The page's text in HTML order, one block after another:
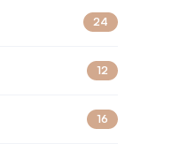
24
12
16